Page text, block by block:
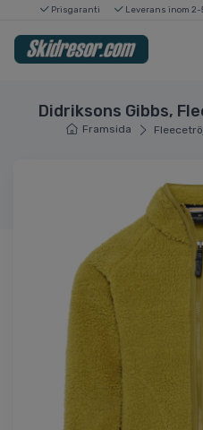
Prisgaranti Leverans inom 2-
Didriksons Gibbs,
Framsida